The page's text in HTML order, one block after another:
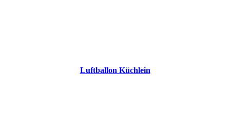
Luftballon Küchlein